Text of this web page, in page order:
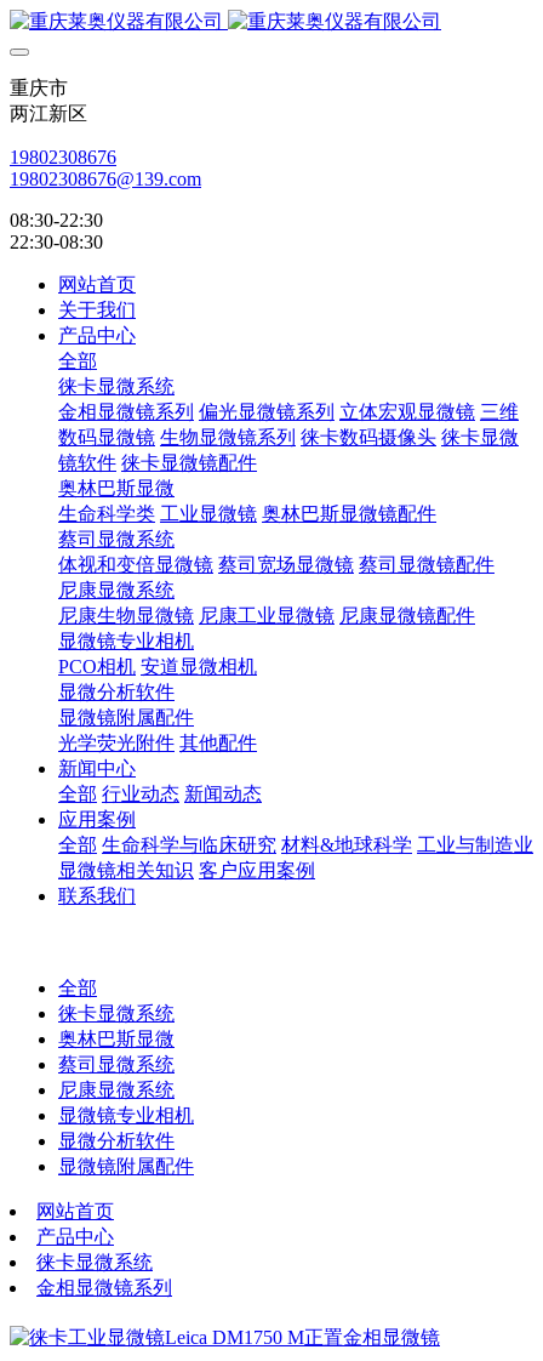
重庆市
两江新区
19802308676
19802308676@139.com
08:30-22:30
22:30-08:30
网站首页
关于我们
产品中心
全部
徕卡显微系统
金相显微镜系列 偏光显微镜系列 立体宏观显微镜 三维
数码显微镜 生物显微镜系列 徕卡数码摄像头 徕卡显微
镜软件 徕卡显微镜配件
奥林巴斯显微
生命科学类 工业显微镜 奥林巴斯显微镜配件
蔡司显微系统
体视和变倍显微镜 蔡司宽场显微镜 蔡司显微镜配件
尼康显微系统
尼康生物显微镜 尼康工业显微镜 尼康显微镜配件
显微镜专业相机
PCO相机 安道显微相机
显微分析软件
显微镜附属配件
光学荧光附件 其他配件
新闻中心
全部 行业动态 新闻动态
应用案例
全部 生命科学与临床研究 材料&地球科学 工业与制造业
显微镜相关知识 客户应用案例
联系我们
全部
徕卡显微系统
奥林巴斯显微
蔡司显微系统
尼康显微系统
显微镜专业相机
显微分析软件
显微镜附属配件
网站首页
产品中心
徕卡显微系统
金相显微镜系列